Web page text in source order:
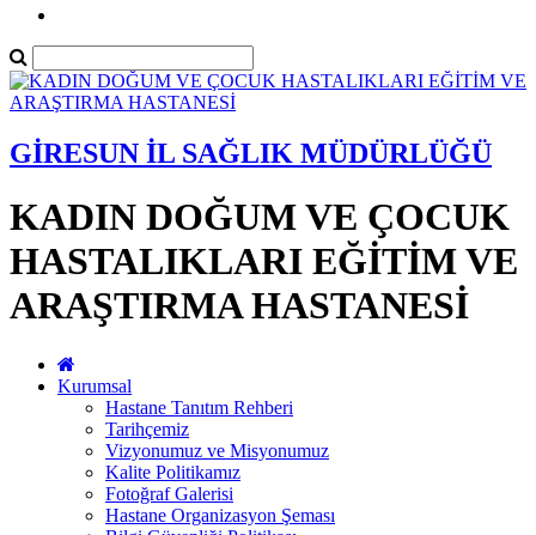
GİRESUN İL SAĞLIK MÜDÜRLÜĞÜ
KADIN DOĞUM VE ÇOCUK
HASTALIKLARI EĞİTİM VE
ARAŞTIRMA HASTANESİ
Kurumsal
Hastane Tanıtım Rehberi
Tarihçemiz
Vizyonumuz ve Misyonumuz
Kalite Politikamız
Fotoğraf Galerisi
Hastane Organizasyon Şeması